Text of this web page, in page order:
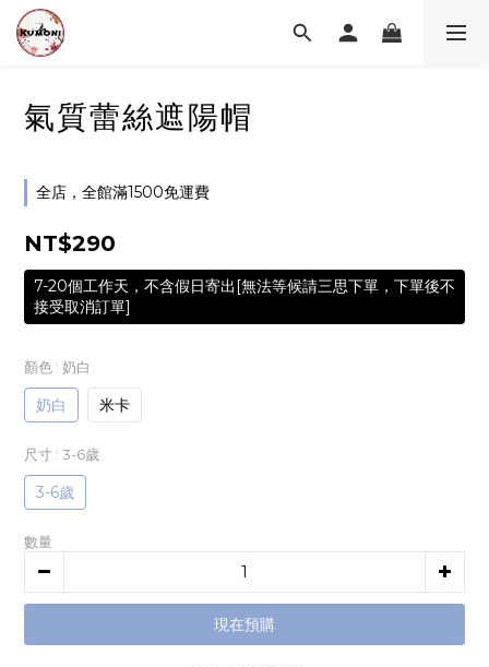
氣質蕾絲遮陽帽
全店，全館滿1500免運費
NT$290
7-20個工作天，不含假日寄出[無法等候請三思下單，下單後不
接受取消訂單]
顏色 : 奶白
奶白 米卡
尺寸 : 3-6歲
3-6歲
數量
現在預購